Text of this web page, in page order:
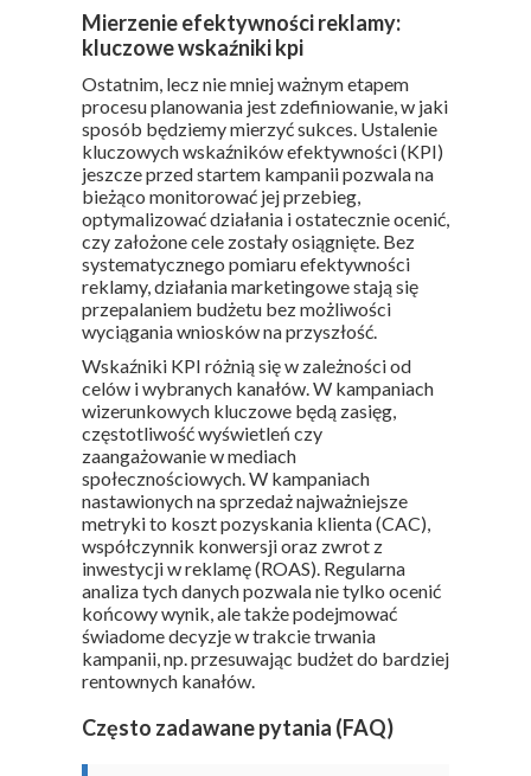
Mierzenie efektywności reklamy:
kluczowe wskaźniki kpi
Ostatnim, lecz nie mniej ważnym etapem
procesu planowania jest zdefiniowanie, w jaki
sposób będziemy mierzyć sukces. Ustalenie
kluczowych wskaźników efektywności (KPI)
jeszcze przed startem kampanii pozwala na
bieżąco monitorować jej przebieg,
optymalizować działania i ostatecznie ocenić,
czy założone cele zostały osiągnięte. Bez
systematycznego pomiaru efektywności
reklamy, działania marketingowe stają się
przepalaniem budżetu bez możliwości
wyciągania wniosków na przyszłość.
Wskaźniki KPI różnią się w zależności od
celów i wybranych kanałów. W kampaniach
wizerunkowych kluczowe będą zasięg,
częstotliwość wyświetleń czy
zaangażowanie w mediach
społecznościowych. W kampaniach
nastawionych na sprzedaż najważniejsze
metryki to koszt pozyskania klienta (CAC),
współczynnik konwersji oraz zwrot z
inwestycji w reklamę (ROAS). Regularna
analiza tych danych pozwala nie tylko ocenić
końcowy wynik, ale także podejmować
świadome decyzje w trakcie trwania
kampanii, np. przesuwając budżet do bardziej
rentownych kanałów.
Często zadawane pytania (FAQ)